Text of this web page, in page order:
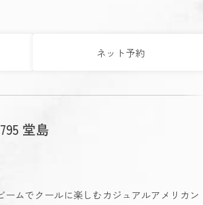
ネット予約
堂島
ムでクールに楽しむカジュアルアメリカン